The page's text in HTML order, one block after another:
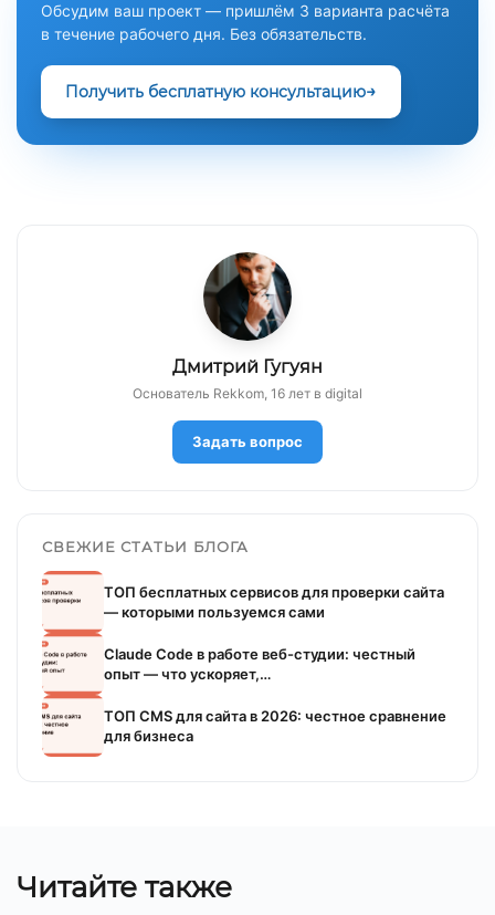
Обсудим ваш проект — пришлём 3 варианта расчёта
в течение рабочего дня. Без обязательств.
Получить бесплатную консультацию
Дмитрий Гугуян
Основатель Rekkom, 16 лет в digital
Задать вопрос
СВЕЖИЕ СТАТЬИ БЛОГА
ТОП бесплатных сервисов для проверки сайта
— которыми пользуемся сами
Claude Code в работе веб-студии: честный
опыт — что ускоряет,…
ТОП CMS для сайта в 2026: честное сравнение
для бизнеса
Читайте также